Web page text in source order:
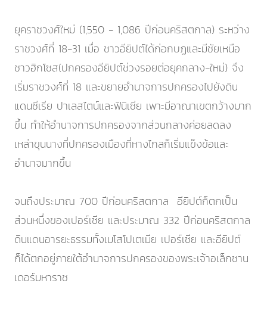
ยุคราชวงศ์ใหม่ (1,550 - 1,086 ปีก่อนคริสตกาล) ระหว่าง
ราชวงศ์ที่ 18-31 เมื่อ ชาวอียิปต์ได้ก่อกบฏและมีชัยเหนือ
ชาวฮิกโซส(ปกครองอียิปต์ช่วงรอยต่อยุคกลาง-ใหม่) จึง
เริ่มราชวงศ์ที่ 18 และขยายอำนาจการปกครองไปยังดิน
แดนซีเรีย ปาเลสไตน์และฟินิเซีย เพาะมีอาณาเขตกว้างมาก
ขึ้น ทำให้อำนาจการปกครองจากส่วนกลางค่อยลดลง
เหล่าขุนนางที่ปกครองเมืองที่หางไกลก็เริ่มแข็งข้อและ
อำนาจมากขึ้น
จนถึงประมาณ 700 ปีก่อนคริสตกาล อียิปต์ก็ตกเป็น
ส่วนหนึ่งของเปอร์เซีย และประมาณ 332 ปีก่อนคริสตกาล
ดินแดนอารยะธรรมทั้งเมโสโปเตเมีย เปอร์เซีย และอียิปต์
ก็ได้ตกอยู่ภายใต้อำนาจการปกครองของพระเจ้าอเล็กซาน
เดอร์มหาราช